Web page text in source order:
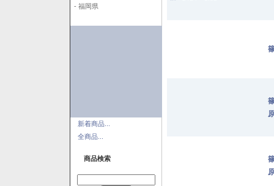
- 福岡県
新着商品...
全商品...
商品検索